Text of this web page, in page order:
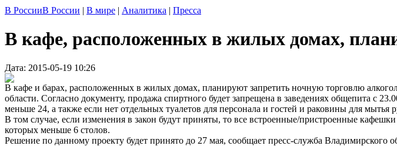
В РоссииВ России | В мире | Аналитика | Пресса
В кафе, расположенных в жилых домах,
Дата: 2015-05-19 10:26
В кафе и барах, расположенных в жилых домах, планируют запретить ночную торговлю
области. Согласно документу, продажа спиртного будет запрещена в заведениях общепита с
меньше 24, а также если нет отдельных туалетов для персонала и гостей и раковины для мытья
В том случае, если изменения в закон будут приняты, то все встроенные/пристроенные
которых меньше 6 столов.
Решение по данному проекту будет принято до 27 мая, сообщает пресс-служба